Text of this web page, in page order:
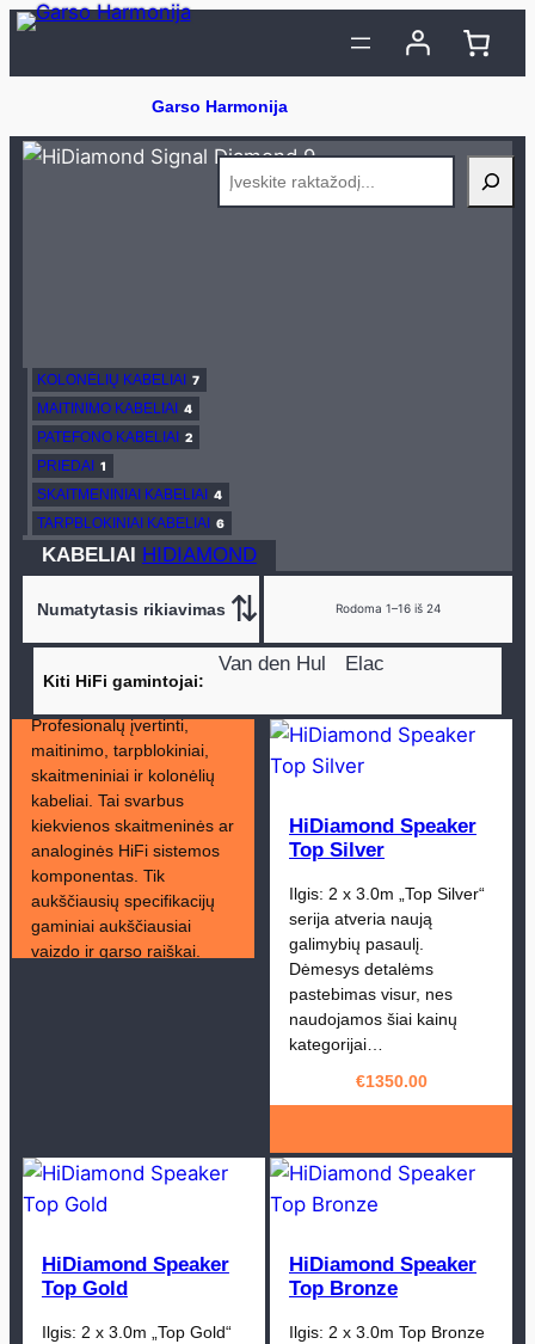
Eiti
Search
KOLONĖLIŲ KABELIAI 7
MAITINIMO KABELIAI 4
produktasai
PATEFONO KABELIAI 2
PRIEDAI 1
produktas
SKAITMENINIAI KABELIAI 4
produktasai
TARPBLOKINIAI KABELIAI 6
produktasai
KABELIAI HIDIAMOND
Rodoma 1–16 iš 24
Profesionalų įvertinti,
maitinimo, tarpblokiniai,
skaitmeniniai ir kolonėlių
kabeliai. Tai svarbus
kiekvienos skaitmeninės ar
analoginės HiFi sistemos
komponentas. Tik
aukščiausių specifikacijų
gaminiai aukščiausiai
vaizdo ir garso raiškai.
Kiti HiFi gamintojai
Van den Hul Elac
HiDiamond Speaker
Top Silver
Ilgis: 2 x 3.0m „Top Silver“
serija atveria naują
galimybių pasaulį.
Dėmesys detalėms
pastebimas visur, nes
naudojamos šiai kainų
kategorijai…
€1350.00
HiDiamond Speaker
Top Gold
Ilgis: 2 x 3.0m „Top Gold“
HiDiamond Speaker
Top Bronze
Ilgis: 2 x 3.0m Top Bronze